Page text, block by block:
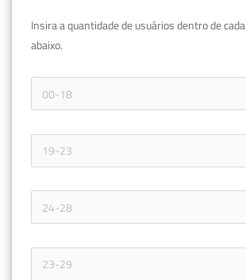
Insira a quantidade de usuários dentro de cada
abaixo.